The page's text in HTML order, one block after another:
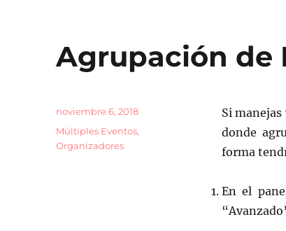
o
k
Agrupación de
Si
donde
forma
En el
Publicado
noviembre 6, 2018
Categorías
Múltiples Eventos,
Organizadores